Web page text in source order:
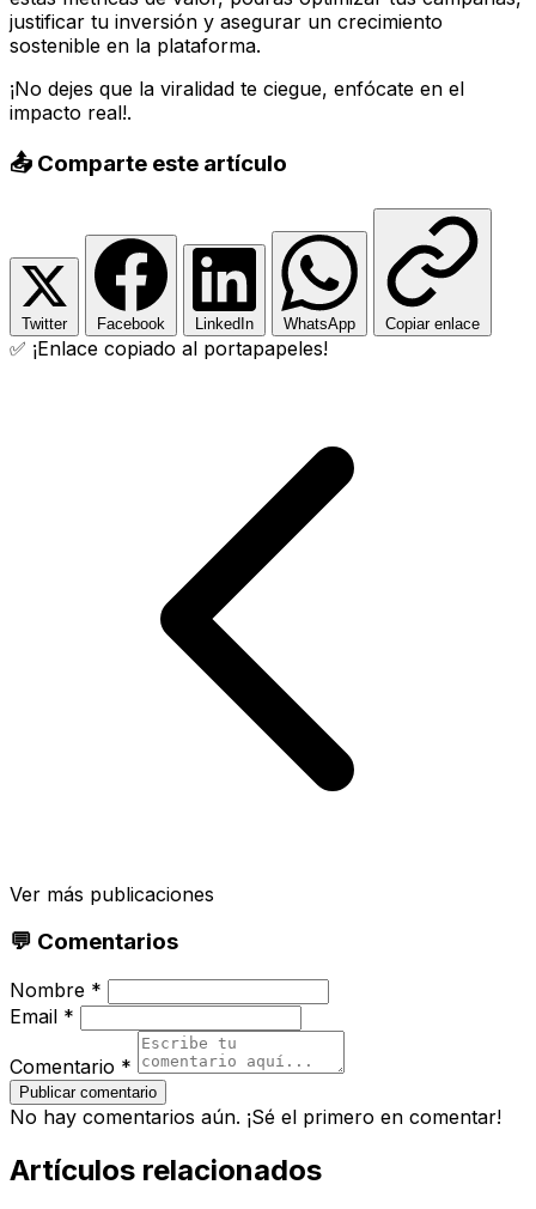
justificar tu inversión y asegurar un crecimiento
sostenible en la plataforma.
¡No dejes que la viralidad te ciegue, enfócate en el
impacto real!.
📤 Comparte este artículo
Twitter Facebook LinkedIn WhatsApp Copiar enlace
✅ ¡Enlace copiado al portapapeles!
Ver más publicaciones
💬 Comentarios
Nombre *
Email *
Comentario *
Publicar comentario
No hay comentarios aún. ¡Sé el primero en comentar!
Artículos relacionados